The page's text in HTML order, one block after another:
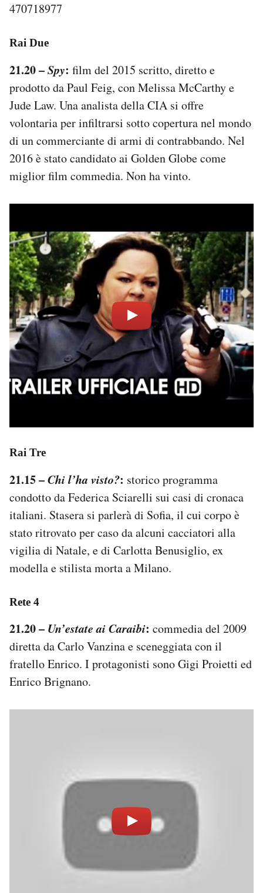
470718977
Rai Due
21.20 –Spy: film del 2015 scritto, diretto e
prodotto da Paul Feig, con Melissa McCarthy e
Jude Law. Una analista della CIA si offre
volontaria per infiltrarsi sotto copertura nel mondo
di un commerciante di armi di contrabbando. Nel
2016 è stato candidato ai Golden Globe come
miglior film commedia. Non ha vinto.
Rai Tre
21.15 –Chi l’ha visto?: storico programma
condotto da Federica Sciarelli sui casi di cronaca
italiani. Stasera si parlerà di Sofia, il cui corpo è
stato ritrovato per caso da alcuni cacciatori alla
vigilia di Natale, e di Carlotta Benusiglio, ex
modella e stilista morta a Milano.
Rete 4
21.20 – Un’estate ai Caraibi: commedia del 2009
diretta da Carlo Vanzina e sceneggiata con il
fratello Enrico. I protagonisti sono Gigi Proietti ed
Enrico Brignano.